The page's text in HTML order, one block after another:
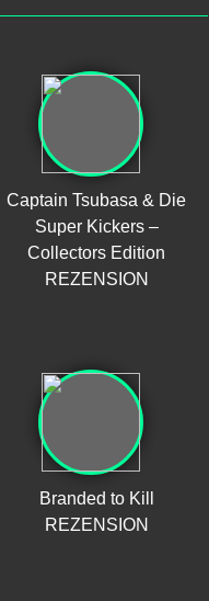
Captain Tsubasa & Die
Super Kickers –
Collectors Edition
REZENSION
Branded to Kill
REZENSION